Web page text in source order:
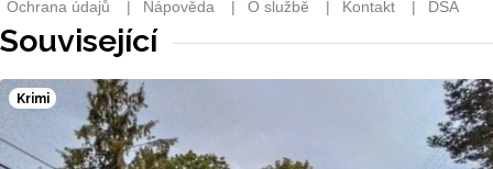
Související
Krimi